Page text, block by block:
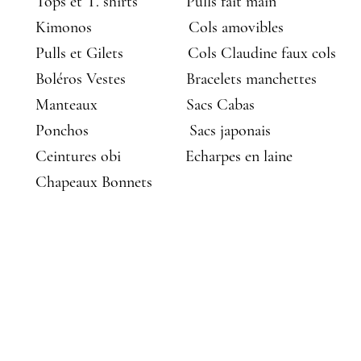
Kimonos
Cols amovibles
Pulls et Gilets
Cols Claudine faux cols
Boléros Vestes
Bracelets manchettes
Manteaux
Sacs Cabas
Ponchos
Sacs japonais
Ceintures obi
Echarpes en laine
Chapeaux Bonnets